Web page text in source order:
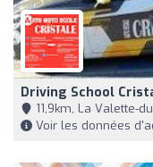
Driving School
11,9km, La Valette-
Voir les données